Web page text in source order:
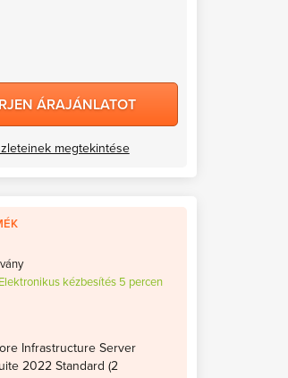
ÁRAJÁNLATOT
megtekintése
Elektronikus kézbesítés 5 percen
Infrastructure Server
2022 Standard (2